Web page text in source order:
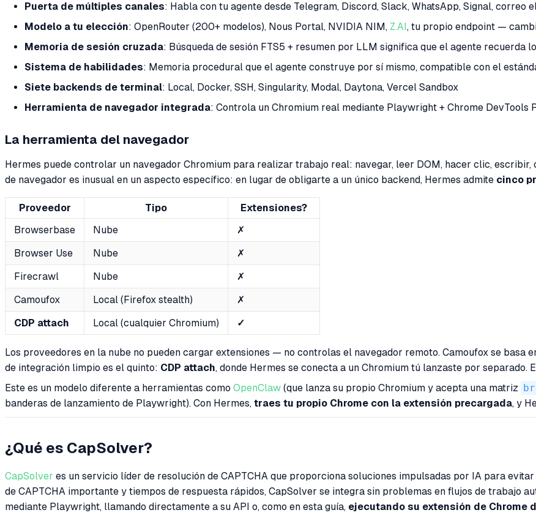
Puerta de múltiples canales: Habla con tu agente desde Telegram, Discord, Slack, WhatsApp, Signal,
Modelo a tu elección: OpenRouter (200+ modelos), Nous Portal, NVIDIA NIM, Z.AI , tu propio endpoint —
Memoria de sesión cruzada: Búsqueda de sesión FTS5 + resumen por LLM significa que el agente recuerda
Sistema de habilidades: Memoria procedural que el agente construye por sí mismo, compatible con el
Siete backends de terminal: Local, Docker, SSH, Singularity, Modal, Daytona, Vercel Sandbox
Herramienta de navegador integrada: Controla un Chromium real mediante Playwright + Chrome DevTools
La herramienta del navegador
Hermes puede controlar un navegador Chromium para realizar trabajo real: navegar, leer DOM, hacer clic,
de navegador es inusual en un aspecto específico: en lugar de obligarte a un único backend, Hermes admite cinco
Proveedor Tipo
Extensiones?
Browserbase
Nube
✗
Browser Use
Nube
✗
Firecrawl
Nube
✗
Camoufox
Local (Firefox stealth)
✗
CDP attach
Local (cualquier Chromium) ✓
Los proveedores en la nube no pueden cargar extensiones — no controlas el navegador remoto. Camoufox se basa
de integración limpio es el quinto: CDP attach, donde Hermes se conecta a un Chromium tú lanzaste por separado.
Este es un modelo diferente a herramientas como OpenClaw (que lanza su propio Chromium y acepta una matriz
banderas de lanzamiento de Playwright). Con Hermes, traes tu propio Chrome con la extensión precargada, y
¿Qué es CapSolver?
CapSolver es un servicio líder de resolución de CAPTCHA que proporciona soluciones impulsadas por IA para
de CAPTCHA importante y tiempos de respuesta rápidos, CapSolver se integra sin problemas en flujos de trabajo
mediante Playwright, llamando directamente a su API o, como en esta guía, ejecutando su extensión de Chrome